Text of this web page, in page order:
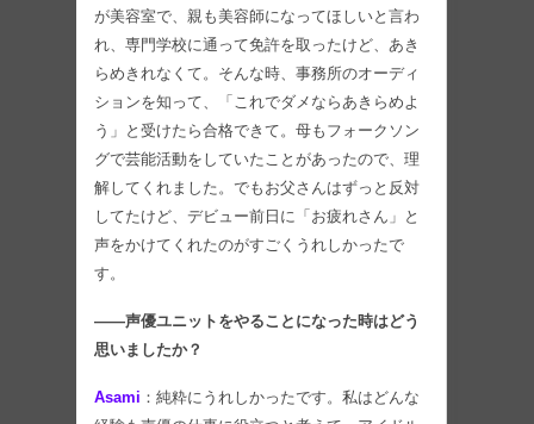
が美容室で、親も美容師になってほしいと言わ
れ、専門学校に通って免許を取ったけど、あき
らめきれなくて。そんな時、事務所のオーディ
ションを知って、「これでダメならあきらめよ
う」と受けたら合格できて。母もフォークソン
グで芸能活動をしていたことがあったので、理
解してくれました。でもお父さんはずっと反対
してたけど、デビュー前日に「お疲れさん」と
声をかけてくれたのがすごくうれしかったで
す。
――声優ユニットをやることになった時はどう
思いましたか？
Asami ：純粋にうれしかったです。私はどんな